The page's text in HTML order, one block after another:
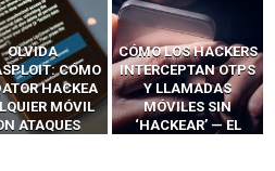
OLVIDA
CÓMO
HACKEA
MÓVIL
ATAQUES
CÓMO LOS HACKERS
INTERCEPTAN OTPS
Y LLAMADAS
MÓVILES SIN
‘HACKEAR’ — EL